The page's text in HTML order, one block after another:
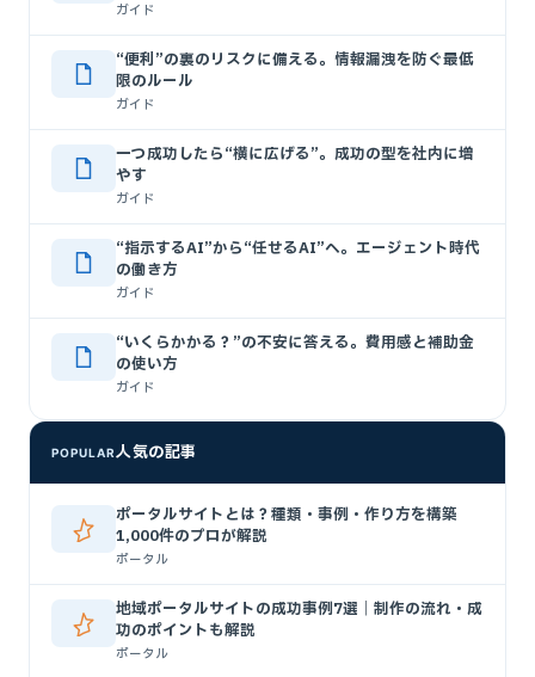
ガイド
“便利”の裏のリスクに備える。情報漏洩を防ぐ最低
限のルール
ガイド
一つ成功したら“横に広げる”。成功の型を社内に増
やす
ガイド
“指示するAI”から“任せるAI”へ。エージェント時代
の働き方
ガイド
“いくらかかる？”の不安に答える。費用感と補助金
の使い方
ガイド
POPULAR人気の記事
ポータルサイトとは？種類・事例・作り方を構築
1,000件のプロが解説
ポータル
地域ポータルサイトの成功事例7選｜制作の流れ・成
功のポイントも解説
ポータル